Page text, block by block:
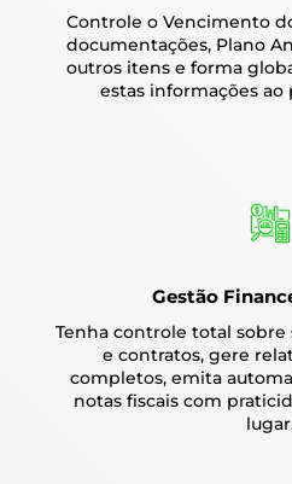
Controle o Vencimento
documentações, Plano
outros itens e forma
estas informações
Gestão
Tenha controle total sobre
e contratos, gere
completos, emita
notas fiscais com